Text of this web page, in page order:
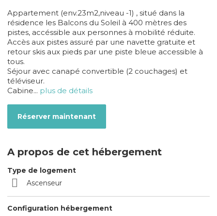
Appartement (env.23m2,niveau -1) , situé dans la
résidence les Balcons du Soleil à 400 mètres des
pistes, accéssible aux personnes à mobilité réduite.
Accès aux pistes assuré par une navette gratuite et
retour skis aux pieds par une piste bleue accessible à
tous.
Séjour avec canapé convertible (2 couchages) et
téléviseur.
Cabine... plus de détails
Réserver maintenant
A propos de cet hébergement
Type de logement
Ascenseur
Configuration hébergement